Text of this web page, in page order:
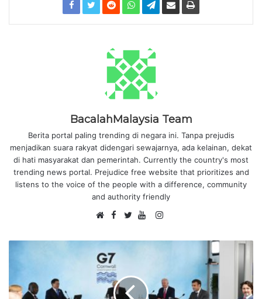
BacalahMalaysia Team
Berita portal paling trending di negara ini. Tanpa prejudis
menjadikan suara rakyat didengari sewajarnya, ada kelainan, dekat
di hati masyarakat dan pemerintah. Currently the country's most
trending news portal. Prejudice free website that prioritizes and
listens to the voice of the people with a difference, community
and authority friendly
e
b
s
i
t
F
c
e
o
o
w
t
e
o
b
I
s
g
r